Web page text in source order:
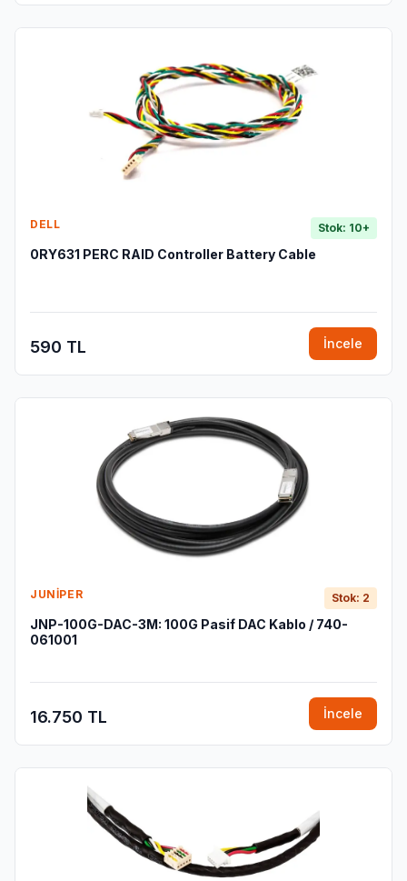
DELL Stok: 10+
0RY631 PERC RAID Controller Battery Cable
590 TL İncele
JUNIPER Stok: 2
JNP-100G-DAC-3M: 100G Pasif DAC Kablo / 740-
061001
16.750 TL İncele